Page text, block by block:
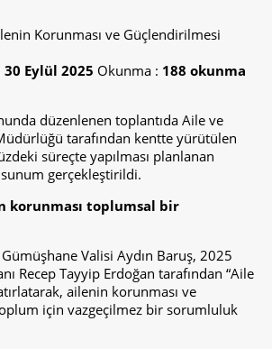
30 Eylül 2025 Okunma : 188 okunma
düzenlenen toplantıda Aile ve
tarafından kentte yürütülen
süreçte yapılması planlanan
gerçekleştirildi.
korunması toplumsal bir
Valisi Aydın Baruş, 2025
Recep Tayyip Erdoğan tarafından “Aile
ailenin korunması ve
için vazgeçilmez bir sorumluluk